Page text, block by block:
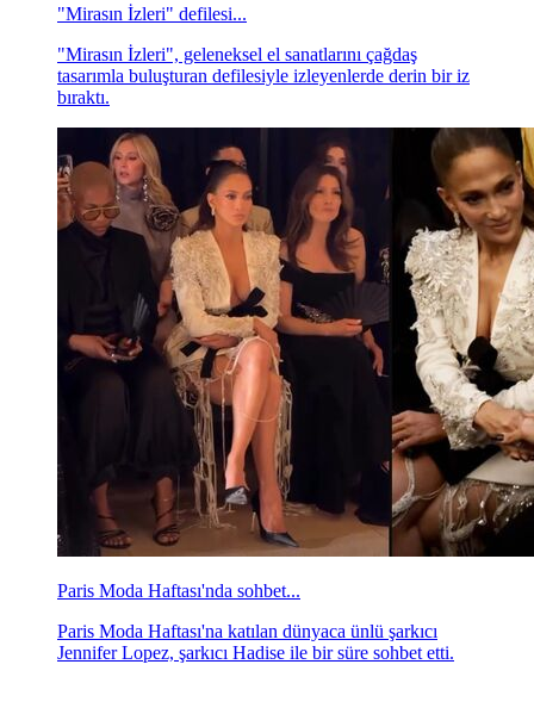
"Mirasın İzleri" defilesi...
"Mirasın İzleri", geleneksel el sanatlarını çağdaş
tasarımla buluşturan defilesiyle izleyenlerde derin bir iz
bıraktı.
Paris Moda Haftası'nda sohbet...
Paris Moda Haftası'na katılan dünyaca ünlü şarkıcı
Jennifer Lopez, şarkıcı Hadise ile bir süre sohbet etti.